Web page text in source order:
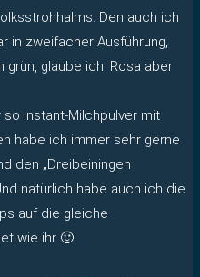
Den auch ich
in zweifacher Ausführung,
grün, glaube ich. Rosa aber
instant-Milchpulver mit
habe ich immer sehr gerne
den „Dreibeiningen
natürlich habe auch ich die
auf die gleiche
wie ihr 🙂